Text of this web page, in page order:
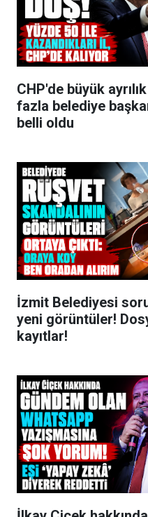
CHP'de büyük
fazla belediye
belli oldu
İzmit Belediyesi
yeni görüntüler!
kayıtlar!